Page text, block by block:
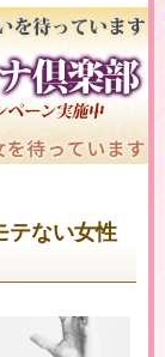
です
テない女性